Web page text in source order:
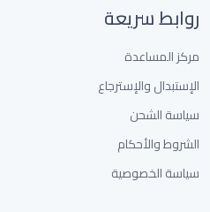
روابط سريعة
مركز المساعدة
الإستبدال والإسترجاع
سياسة الشحن
الشروط والأحكام
سياسة الخصوصية